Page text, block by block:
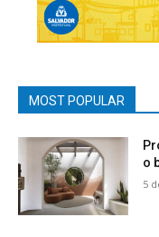
MOST POPULAR
o
5